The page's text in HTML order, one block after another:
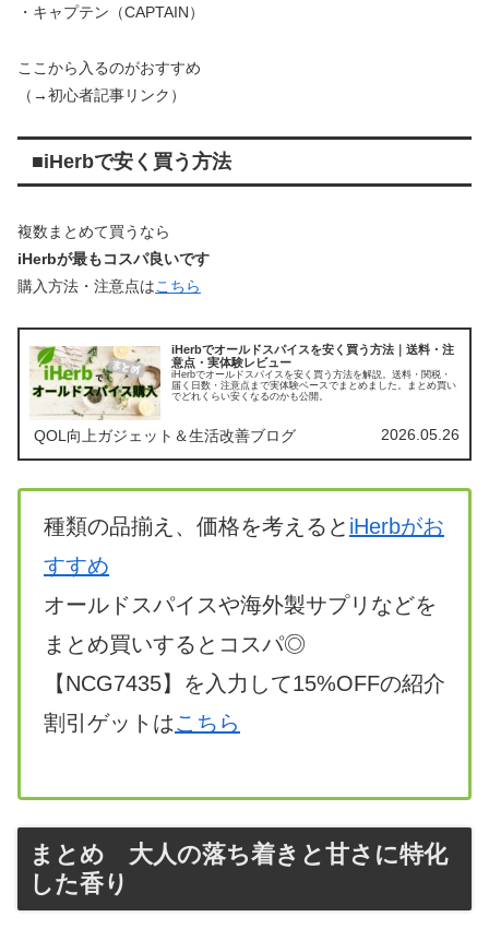
・キャプテン（CAPTAIN）
ここから入るのがおすすめ
（→初心者記事リンク）
■iHerbで安く買う方法
複数まとめて買うなら
iHerbが最もコスパ良いです
購入方法・注意点はこちら
iHerbでオールドスパイスを安く買う方法｜送料・注
意点・実体験レビュー
iHerbでオールドスパイスを安く買う方法を解説。送料・関税・
届く日数・注意点まで実体験ベースでまとめました。まとめ買い
でどれくらい安くなるのかも公開。
QOL向上ガジェット＆生活改善ブログ 2026.05.26
種類の品揃え、価格を考えると iHerbがお
すすめ
オールドスパイスや海外製サプリなどを
まとめ買いするとコスパ◎
【NCG7435】を入力して15%OFFの紹介
割引ゲットはこちら
まとめ 大人の落ち着きと甘さに特化
した香り